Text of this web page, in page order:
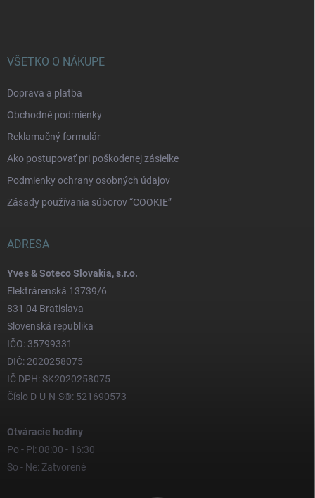
VŠETKO O NÁKUPE
Doprava a platba
Obchodné podmienky
Reklamačný formulár
Ako postupovať pri poškodenej zásielke
Podmienky ochrany osobných údajov
Zásady používania súborov “COOKIE”
ADRESA
Yves & Soteco Slovakia, s.r.o.
Elektrárenská 13739/6
831 04 Bratislava
Slovenská republika
IČO: 35799331
DIČ: 2020258075
IČ DPH: SK2020258075
Číslo D-U-N-S®: 521690573
Otváracie hodiny
Po - Pi: 08:00 - 16:30
So - Ne: Zatvorené